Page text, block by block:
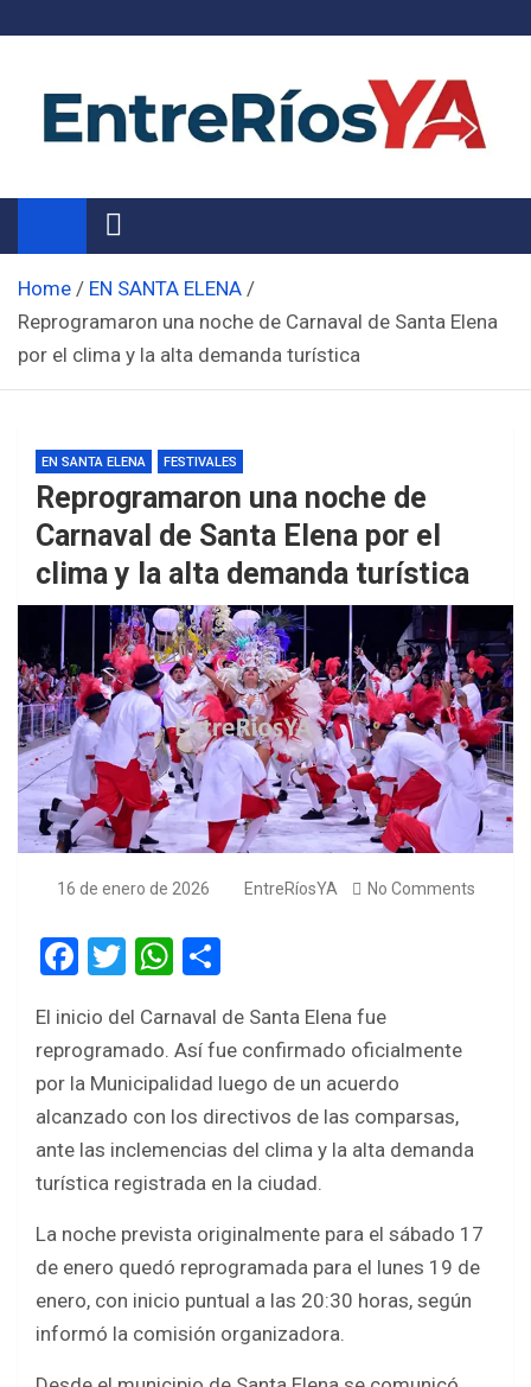
Noticias de Entre Ríos
Información de toda la provincia ahora
Home
EN SANTA ELENA
Reprogramaron una noche de Carnaval de Santa Elena
por el clima y la alta demanda turística
EN SANTA ELENA FESTIVALES
Reprogramaron una noche de
Carnaval de Santa Elena por el
clima y la alta demanda turística
16 de enero de 2026 EntreRíosYA No Comments
F
ce
b
o
o
k
T
tt
er
W
at
s
A
p
p
ar
e
El inicio del Carnaval de Santa Elena fue
reprogramado. Así fue confirmado oficialmente
por la Municipalidad luego de un acuerdo
alcanzado con los directivos de las comparsas,
ante las inclemencias del clima y la alta demanda
turística registrada en la ciudad.
La noche prevista originalmente para el sábado 17
de enero quedó reprogramada para el lunes 19 de
enero, con inicio puntual a las 20:30 horas, según
informó la comisión organizadora.